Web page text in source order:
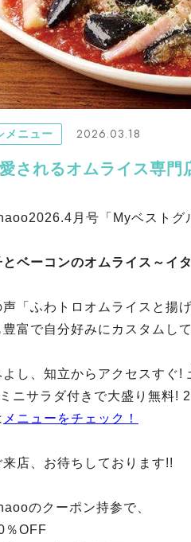
メニュー 2026.03.18
されるオムライス専門
月号「Myベストグ
ベーコンのオムライス～イ
声「ふわトロオムライスと揚
豊富で自分好みにカスタムして
よし、知立からアクセスすぐ
ニサラダ付きで大盛り無料!
メニューをチェック！
来店、お待ちしております!!
のクーポン持参で、
％OFF